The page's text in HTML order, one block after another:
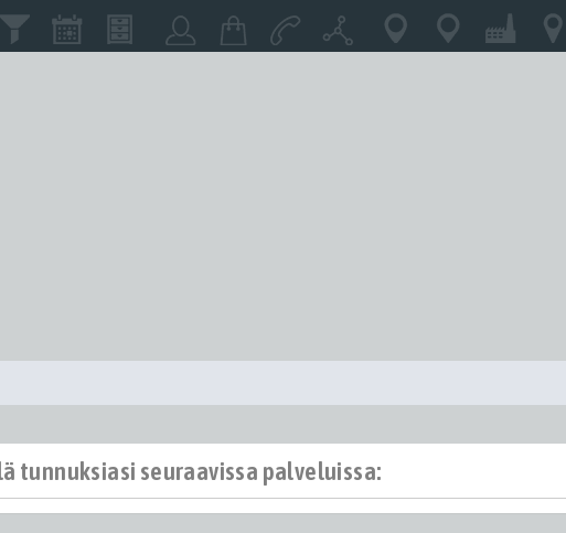
tunnuksiasi seuraavissa palveluissa: